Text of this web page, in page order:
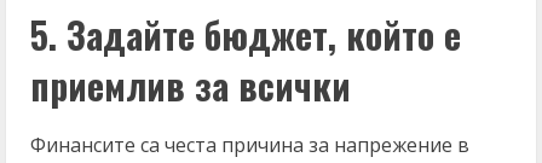
5. Задайте бюджет, който е
приемлив за всички
Финансите са честа причина за напрежение в